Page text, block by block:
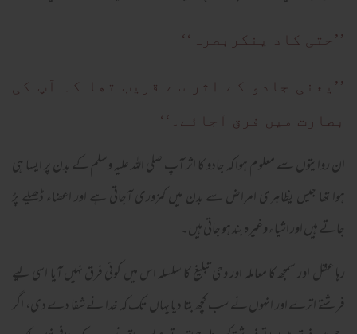
’’حتی کاد ینکربصرہ‘‘
’’یعنی جادو کے اثر سے قریب تھا کہ آپ کی
بصارت میں فرق آجائے۔‘‘
ان روایتوں سے معلوم ہوا کہ جادو کا اثر آپ صلی اللہ علیہ وسلم کے بدن پر ایسا ہی
ہوا تھا جیس یظاہری امراض سے بدن میں کمزوری آجاتی ہے اور اعضاء ڈھیلے پڑ
جاتے ہیں اور اشیاء وغیرہ بند ہو جاتی ہیں۔
رہا عقل اور سمجھ کا معاملہ اور وحی تبلیغ کا سلسلہ اس میں کوئی فرق نہیں آیا اسی لیے
فرشتے اترے اور انہوں نے سب کچھ بتا دیا یہاں تک کہ خدا نے شفا دے دی، اگر